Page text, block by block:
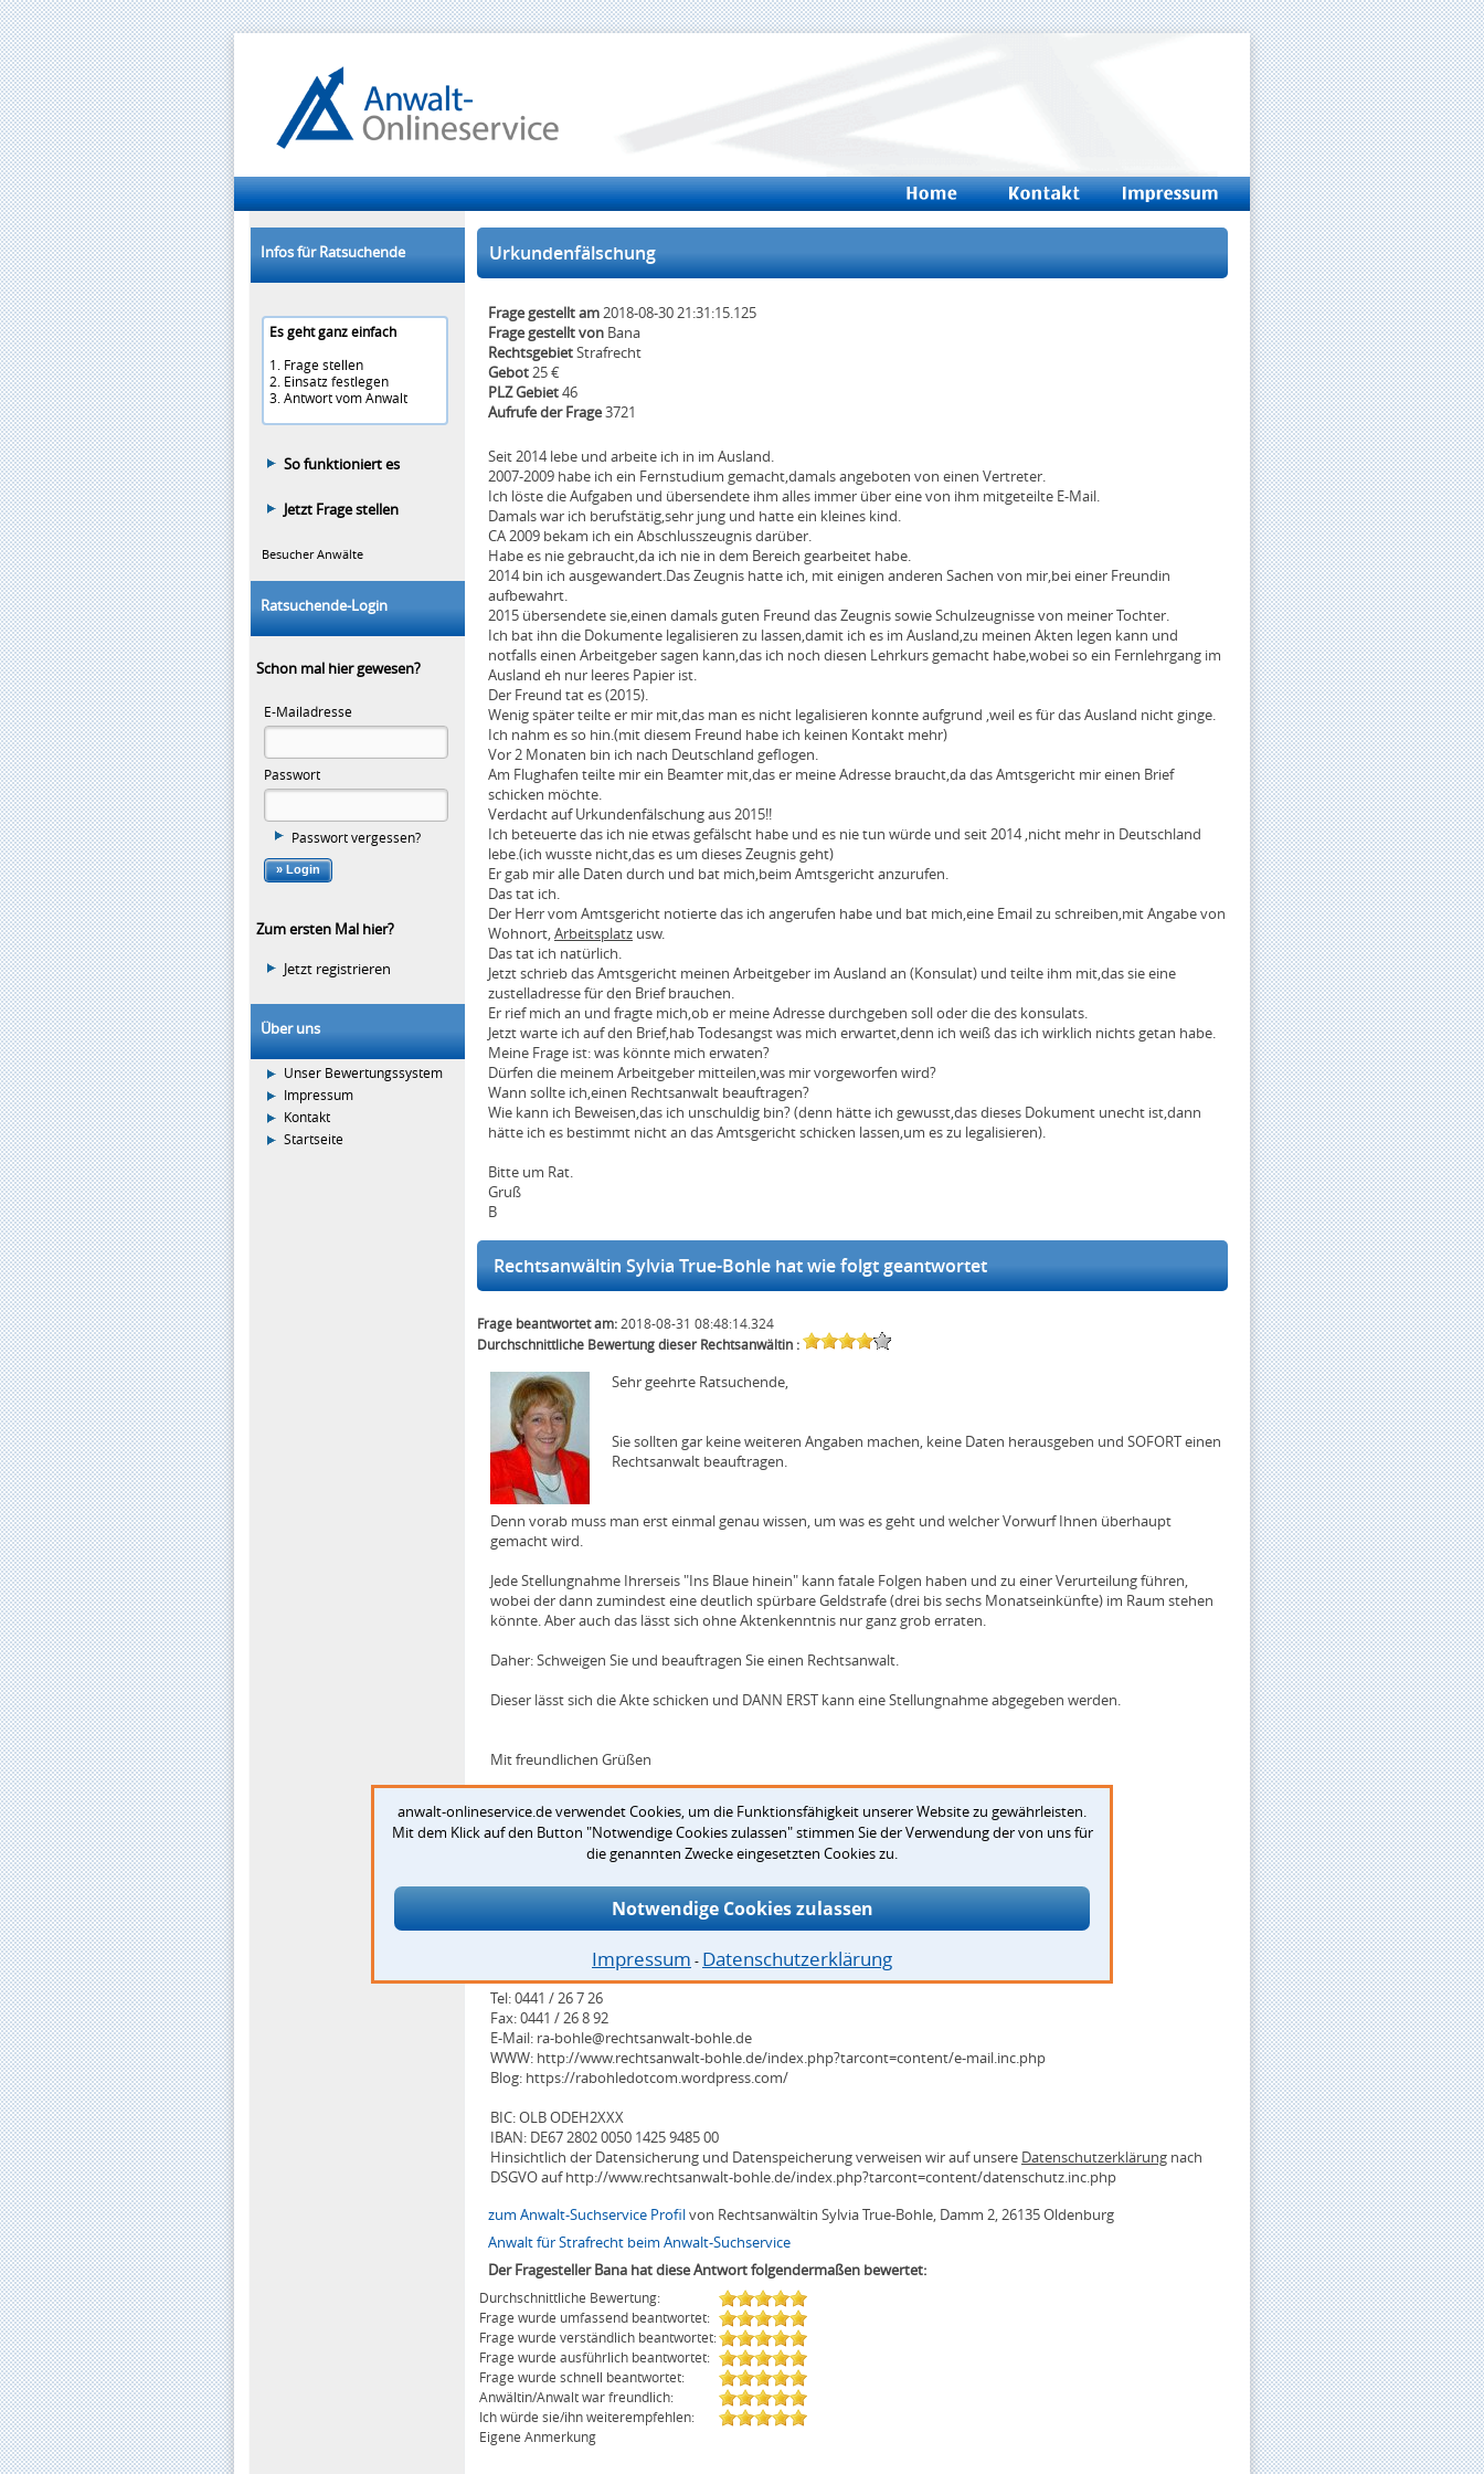
Infos für Ratsuchende
Es geht ganz einfach
1. Frage stellen
2. Einsatz festlegen
3. Antwort vom Anwalt
So funktioniert es
Jetzt Frage stellen
Besucher Anwälte
Ratsuchende-Login
Schon mal hier gewesen?
E-Mailadresse
Passwort
Passwort vergessen?
Zum ersten Mal hier?
Jetzt registrieren
Über uns
Unser Bewertungssystem
Impressum
Kontakt
Startseite
Urkundenfälschung
Frage gestellt am2018-08-30 21:31:15.125
Frage gestellt von Bana
RechtsgebietStrafrecht
Gebot25 €
PLZ Gebiet46
Aufrufe der Frage3721
Seit 2014 lebe und arbeite ich in im Ausland.
2007-2009 habe ich ein Fernstudium gemacht,damals angeboten von einen Vertreter.
Ich löste die Aufgaben und übersendete ihm alles immer über eine von ihm mitgeteilte E-Mail.
Damals war ich berufstätig,sehr jung und hatte ein kleines kind.
CA 2009 bekam ich ein Abschlusszeugnis darüber.
Habe es nie gebraucht,da ich nie in dem Bereich gearbeitet habe.
2014 bin ich ausgewandert.Das Zeugnis hatte ich, mit einigen anderen Sachen von mir,bei einer Freundin
aufbewahrt.
2015 übersendete sie,einen damals guten Freund das Zeugnis sowie Schulzeugnisse von meiner Tochter.
Ich bat ihn die Dokumente legalisieren zu lassen,damit ich es im Ausland,zu meinen Akten legen kann und
notfalls einen Arbeitgeber sagen kann,das ich noch diesen Lehrkurs gemacht habe,wobei so ein Fernlehrgang im
Ausland eh nur leeres Papier ist.
Der Freund tat es (2015).
Wenig später teilte er mir mit,das man es nicht legalisieren konnte aufgrund ,weil es für das Ausland nicht ginge.
Ich nahm es so hin.(mit diesem Freund habe ich keinen Kontakt mehr)
Vor 2 Monaten bin ich nach Deutschland geflogen.
Am Flughafen teilte mir ein Beamter mit,das er meine Adresse braucht,da das Amtsgericht mir einen Brief
schicken möchte.
Verdacht auf Urkundenfälschung aus 2015!!
Ich beteuerte das ich nie etwas gefälscht habe und es nie tun würde und seit 2014 ,nicht mehr in Deutschland
lebe.(ich wusste nicht,das es um dieses Zeugnis geht)
Er gab mir alle Daten durch und bat mich,beim Amtsgericht anzurufen.
Das tat ich.
Der Herr vom Amtsgericht notierte das ich angerufen habe und bat mich,eine Email zu schreiben,mit Angabe von
Wohnort,Arbeitsplatz usw.
Das tat ich natürlich.
Jetzt schrieb das Amtsgericht meinen Arbeitgeber im Ausland an (Konsulat) und teilte ihm mit,das sie eine
zustelladresse für den Brief brauchen.
Er rief mich an und fragte mich,ob er meine Adresse durchgeben soll oder die des konsulats.
Jetzt warte ich auf den Brief,hab Todesangst was mich erwartet,denn ich weiß das ich wirklich nichts getan habe.
Meine Frage ist: was könnte mich erwaten?
Dürfen die meinem Arbeitgeber mitteilen,was mir vorgeworfen wird?
Wann sollte ich,einen Rechtsanwalt beauftragen?
Wie kann ich Beweisen,das ich unschuldig bin? (denn hätte ich gewusst,das dieses Dokument unecht ist,dann
hätte ich es bestimmt nicht an das Amtsgericht schicken lassen,um es zu legalisieren).
Bitte um Rat.
Gruß
B
Rechtsanwältin Sylvia True-Bohle hat wie folgt geantwortet
Frage beantwortet am: 2018-08-31 08:48:14.324
Durchschnittliche Bewertung dieser Rechtsanwältin :
Sehr geehrte Ratsuchende,
Sie sollten gar keine weiteren Angaben machen, keine Daten herausgeben und SOFORT einen
Rechtsanwalt beauftragen.
Denn vorab muss man erst einmal genau wissen, um was es geht und welcher Vorwurf Ihnen überhaupt
gemacht wird.
Jede Stellungnahme Ihrerseis "Ins Blaue hinein" kann fatale Folgen haben und zu einer Verurteilung führen,
wobei der dann zumindest eine deutlich spürbare Geldstrafe (drei bis sechs Monatseinkünfte) im Raum stehen
könnte. Aber auch das lässt sich ohne Aktenkenntnis nur ganz grob erraten.
Daher: Schweigen Sie und beauftragen Sie einen Rechtsanwalt.
Dieser lässt sich die Akte schicken und DANN ERST kann eine Stellungnahme abgegeben werden.
Mit freundlichen Grüßen
Sylvia True-Bohle
---------------------------------
Thomas Bohle & Sylvia True-Bohle
26135 Oldenburg
Tel: 0441 / 26 7 26
Fax: 0441 / 26 8 92
E-Mail: ra-bohle@rechtsanwalt-bohle.de
WWW: http://www.rechtsanwalt-bohle.de/index.php?tarcont=content/e-mail.inc.php
Blog: https://rabohledotcom.wordpress.com/
BIC: OLB ODEH2XXX
IBAN: DE67 2802 0050 1425 9485 00
Hinsichtlich der Datensicherung und Datenspeicherung verweisen wir auf unsere Datenschutzerklärung nach
DSGVO auf http://www.rechtsanwalt-bohle.de/index.php?tarcont=content/datenschutz.inc.php
zum Anwalt-Suchservice Profilvon Rechtsanwältin Sylvia True-Bohle, Damm 2, 26135 Oldenburg
Anwalt für Strafrecht beim Anwalt-Suchservice
Der Fragesteller Bana hat diese Antwort folgendermaßen bewertet:
Durchschnittliche Bewertung:
Frage wurde umfassend beantwortet:
Frage wurde verständlich beantwortet:
Frage wurde ausführlich beantwortet:
Frage wurde schnell beantwortet:
Anwältin/Anwalt war freundlich:
Ich würde sie/ihn weiterempfehlen:
Eigene Anmerkung
anwalt-onlineservice.de verwendet Cookies, um die Funktionsfähigkeit unserer Website zu gewährleisten.
Mit dem Klick auf den Button "Notwendige Cookies zulassen" stimmen Sie der Verwendung der von uns für
die genannten Zwecke eingesetzten Cookies zu.
Notwendige Cookies zulassen
Impressum ⁃ Datenschutzerklärung